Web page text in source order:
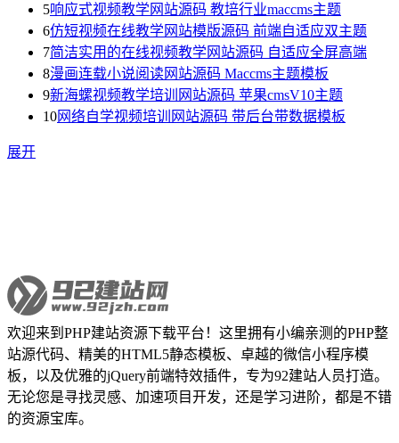
5响应式视频教学网站源码 教培行业maccms主题
6仿短视频在线教学网站模版源码 前端自适应双主题
7简洁实用的在线视频教学网站源码 自适应全屏高端
8漫画连载小说阅读网站源码 Maccms主题模板
9新海螺视频教学培训网站源码 苹果cmsV10主题
10网络自学视频培训网站源码 带后台带数据模板
展开
欢迎来到PHP建站资源下载平台！这里拥有小编亲测的PHP整
站源代码、精美的HTML5静态模板、卓越的微信小程序模
板，以及优雅的jQuery前端特效插件，专为92建站人员打造。
无论您是寻找灵感、加速项目开发，还是学习进阶，都是不错
的资源宝库。